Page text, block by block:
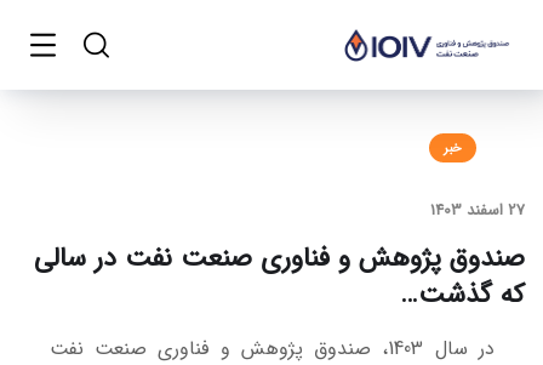
خبر
27 اسفند 1403
صندوق پژوهش و فناوری صنعت نفت در سالی
که گذشت…
در سال 1403، صندوق پژوهش و فناوری صنعت نفت